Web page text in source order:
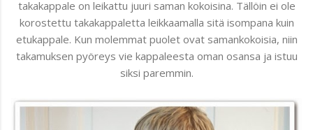
takakappale on leikattu juuri saman kokoisina. Tällöin ei ole
korostettu takakappaletta leikkaamalla sitä isompana kuin
etukappale. Kun molemmat puolet ovat samankokoisia, niin
takamuksen pyöreys vie kappaleesta oman osansa ja istuu
siksi paremmin.